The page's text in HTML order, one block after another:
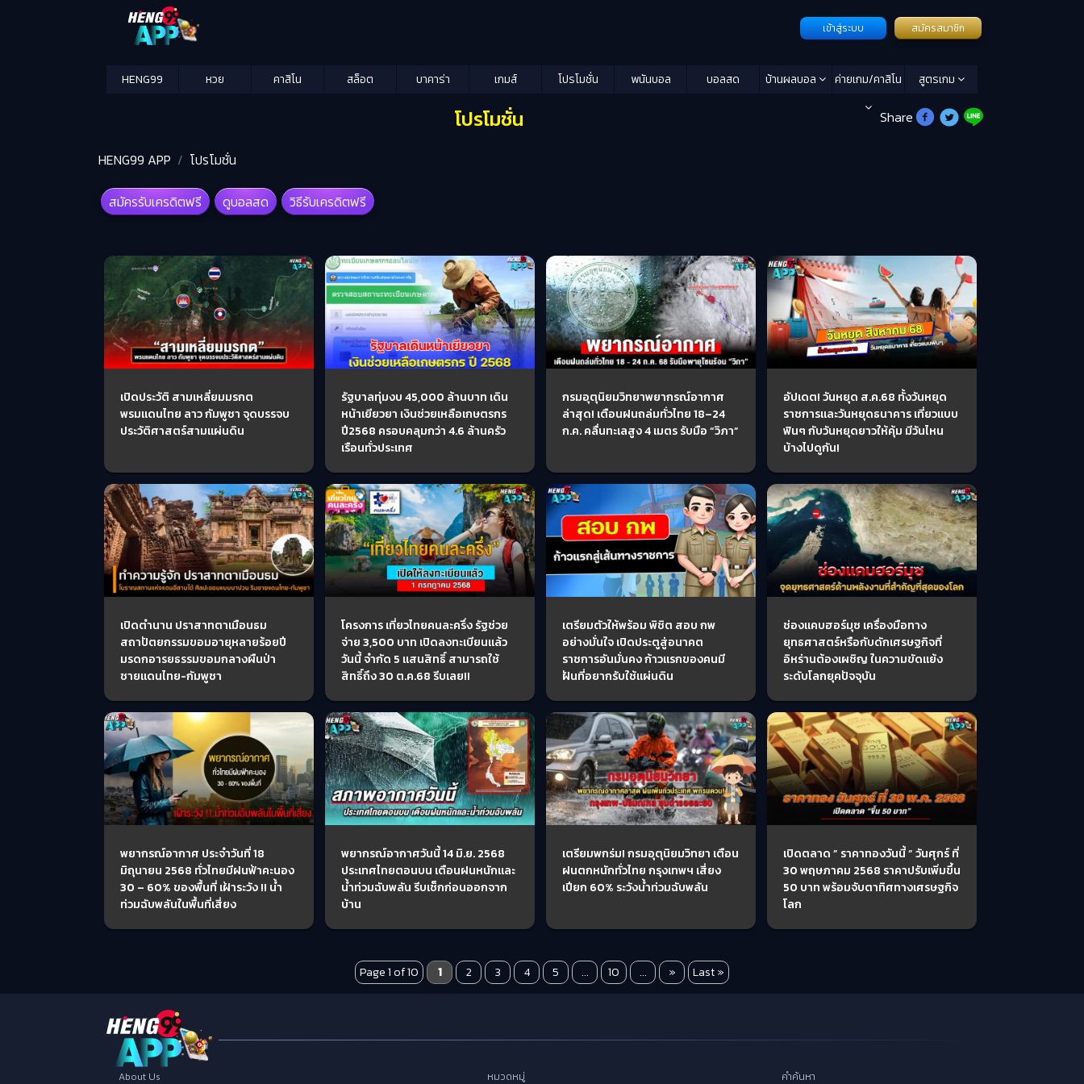
เข้าสู่ระบบ สมัครสมาชิก
HENG99 หวย คาสิโน สล็อต บาคาร่า เกมส์ โปรโมชั่น พนันบอล บอลสด บ้านผลบอล ค่ายเกม/คาสิโน สูตรเกม
Share
โปรโมชั่น
HENG99 APP โปรโมชั่น
สมัครรับเครดิตฟรี ดูบอลสด วิธีรับเครดิตฟรี
เปิดประวัติ สามเหลี่ยมมรกต
พรมแดนไทย ลาว กัมพูชา จุดบรรจบ
ประวัติศาสตร์สามแผ่นดิน
รัฐบาลทุ่มงบ 45,000 ล้านบาท เดิน
หน้าเยียวยา เงินช่วยเหลือเกษตรกร
ปี2568 ครอบคลุมกว่า 4.6 ล้านครัว
เรือนทั่วประเทศ
กรมอุตุนิยมวิทยาพยากรณ์อากาศ
ล่าสุด! เตือนฝนถล่มทั่วไทย 18–24
ก.ค. คลื่นทะเลสูง 4 เมตร รับมือ “วิภา”
อัปเดต! วันหยุด ส.ค.68 ทั้งวันหยุด
ราชการและวันหยุดธนาคาร เที่ยวแบบ
ฟินๆ กับวันหยุดยาวให้คุ้ม มีวันไหน
บ้างไปดูกัน!
เปิดตำนาน ปราสาทตาเมือนธม
สถาปัตยกรรมขอมอายุหลายร้อยปี
มรดกอารยธรรมขอมกลางผืนป่า
ชายแดนไทย-กัมพูชา
โครงการ เที่ยวไทยคนละครึ่ง รัฐช่วย
จ่าย 3,500 บาท เปิดลงทะเบียนแล้ว
วันนี้ จำกัด 5 แสนสิทธิ์ สามารถใช้
สิทธิ์ถึง 30 ต.ค.68 รีบเลย!!
เตรียมตัวให้พร้อม พิชิต สอบ กพ
อย่างมั่นใจ เปิดประตูสู่อนาคต
ราชการอันมั่นคง ก้าวแรกของคนมี
ฝันที่อยากรับใช้แผ่นดิน
ช่องแคบฮอร์มุซ เครื่องมือทาง
ยุทธศาสตร์หรือกับดักเศรษฐกิจที่
อิหร่านต้องเผชิญ ในความขัดแย้ง
ระดับโลกยุคปัจจุบัน
พยากรณ์อากาศ ประจำวันที่ 18
มิถุนายน 2568 ทั่วไทยมีฝนฟ้าคะนอง
30 – 60% ของพื้นที่ เฝ้าระวัง !! น้ำ
ท่วมฉับพลันในพื้นที่เสี่ยง
พยากรณ์อากาศวันนี้ 14 มิ.ย. 2568
ประเทศไทยตอนบน เตือนฝนหนักและ
น้ำท่วมฉับพลัน รีบเช็กก่อนออกจาก
บ้าน
เตรียมพกร่ม! กรมอุตุนิยมวิทยา เตือน
ฝนตกหนักทั่วไทย กรุงเทพฯ เสี่ยง
เปียก 60% ระวังน้ำท่วมฉับพลัน
เปิดตลาด ” ราคาทองวันนี้ ” วันศุกร์ ที่
30 พฤษภาคม 2568 ราคาปรับเพิ่มขึ้น
50 บาท พร้อมจับตาทิศทางเศรษฐกิจ
โลก
Page 1 of 10 1 2 3 4 5 ... 10 ... » Last »
About Us หมวดหมู่ คำค้นหา